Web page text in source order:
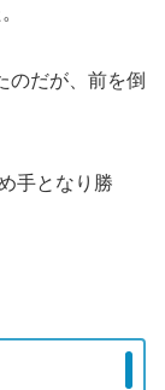
のだが、前を倒
手となり勝